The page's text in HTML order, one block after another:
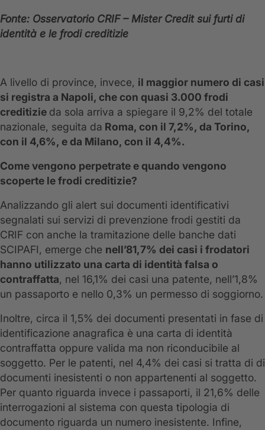
Fonte: Osservatorio CRIF – Mister Credit sui furti di
identità e le frodi creditizie
A livello di province, invece, il maggior numero di casi
si registra a Napoli, che con quasi 3.000 frodi
creditizie da sola arriva a spiegare il 9,2% del totale
nazionale, seguita da Roma, con il 7,2%, da Torino,
con il 4,6%, e da Milano, con il 4,4%.
Come vengono perpetrate e quando vengono
scoperte le frodi creditizie?
Analizzando gli alert sui documenti identificativi
segnalati sui servizi di prevenzione frodi gestiti da
CRIF con anche la tramitazione delle banche dati
SCIPAFI, emerge che nell’81,7% dei casi i frodatori
hanno utilizzato una carta di identità falsa o
contraffatta, nel 16,1% dei casi una patente, nell’1,8%
un passaporto e nello 0,3% un permesso di soggiorno.
Inoltre, circa il 1,5% dei documenti presentati in fase di
identificazione anagrafica è una carta di identità
contraffatta oppure valida ma non riconducibile al
soggetto. Per le patenti, nel 4,4% dei casi si tratta di di
documenti inesistenti o non appartenenti al soggetto.
Per quanto riguarda invece i passaporti, il 21,6% delle
interrogazioni al sistema con questa tipologia di
documento riguarda un numero inesistente. Infine,